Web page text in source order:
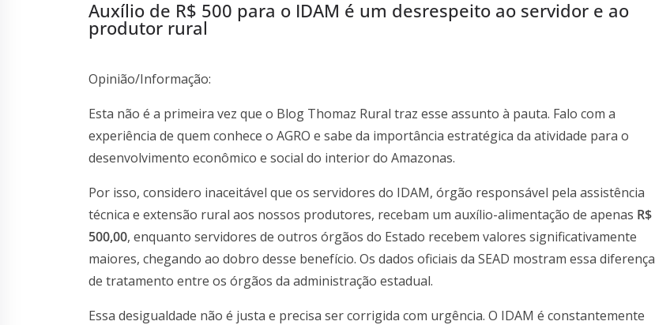
Auxílio de R$ 500 para o IDAM é um desrespeito ao servidor e ao
produtor rural
Opinião/Informação:
Esta não é a primeira vez que o Blog Thomaz Rural traz esse assunto à pauta. Falo com a
experiência de quem conhece o AGRO e sabe da importância estratégica da atividade para o
desenvolvimento econômico e social do interior do Amazonas.
Por isso, considero inaceitável que os servidores do IDAM, órgão responsável pela assistência
técnica e extensão rural aos nossos produtores, recebam um auxílio-alimentação de apenas R$
500,00, enquanto servidores de outros órgãos do Estado recebem valores significativamente
maiores, chegando ao dobro desse benefício. Os dados oficiais da SEAD mostram essa diferença
de tratamento entre os órgãos da administração estadual.
Essa desigualdade não é justa e precisa ser corrigida com urgência. O IDAM é constantemente